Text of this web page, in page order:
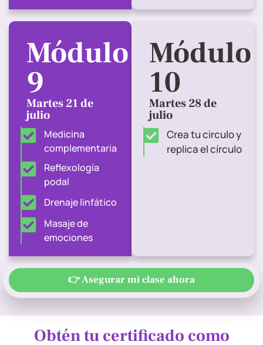
Módulo
9
Martes 21 de
julio
Medicina
complementaria
Reflexología
podal
Drenaje linfático
Masaje de
emociones
Módulo
10
Martes 28 de
julio
Crea tu circulo y
replica el círculo
👉 Asegurar mi clase ahora
Obtén tu certificado como